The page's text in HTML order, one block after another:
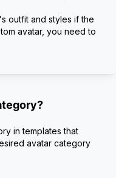
outfit and styles if the
avatar, you need to
in templates that
avatar category